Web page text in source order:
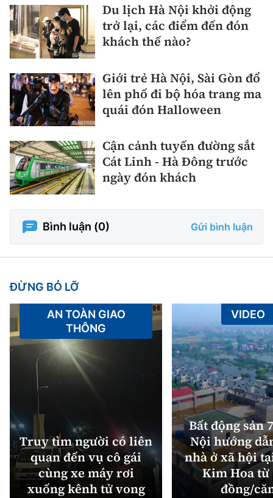
Du lịch Hà Nội khởi động
trở lại, các điểm đến đón
khách thế nào?
Giới trẻ Hà Nội, Sài Gòn đổ
lên phố đi bộ hóa trang ma
quái đón Halloween
Cận cảnh tuyến đường sắt
Cát Linh - Hà Đông trước
ngày đón khách
Bình luận (0) Gửi bình luận
ĐỪNG BỎ LỠ
Truy tìm người có liên
quan đến vụ cô gái
cùng xe máy rơi
xuống kênh tử vong
AN TOÀN GIAO
THÔNG
Bất động sản
Nội hướng
nhà ở xã hội
Kim Hoa từ
đồng/
VIDEO